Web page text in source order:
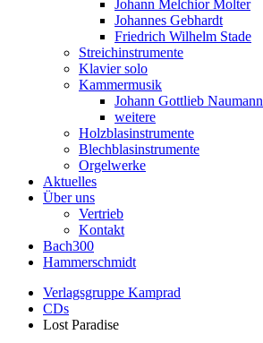
Johann Melchior Molter
Johannes Gebhardt
Friedrich Wilhelm Stade
Streichinstrumente
Klavier solo
Kammermusik
Johann Gottlieb Naumann
weitere
Holzblasinstrumente
Blechblasinstrumente
Orgelwerke
Aktuelles
Über uns
Vertrieb
Kontakt
Bach300
Hammerschmidt
Verlagsgruppe Kamprad
CDs
Lost Paradise